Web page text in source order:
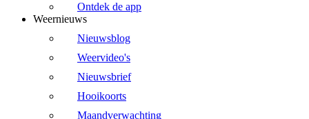
Ontdek de app
Weernieuws
Nieuwsblog
Weervideo's
Nieuwsbrief
Hooikoorts
Maandverwachting